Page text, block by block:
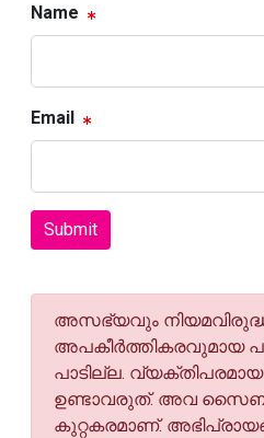
Name
Email
Submit
അസഭ്യവും
അപകീര്‍ത്തികരവുമായ
പാടില്ല.
ഉണ്ടാവരുത്. അവ
കുറ്റകരമാണ്.